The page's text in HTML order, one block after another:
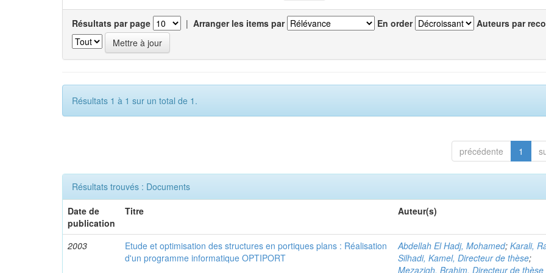
Résultats par page | Arranger les items par En order Auteurs par
Résultats 1 à 1 sur un total de 1.
précédente 1
Résultats trouvés : Documents
Date de
publication
Titre Auteur(s)
2003
Etude et optimisation des structures en portiques plans : Réalisation
d'un programme informatique OPTIPORT
Abdellah El Hadj, Mohamed;Karali,
Silhadi, Kamel, Directeur de thèse;
Mezazigh, Brahim, Directeur de thèse